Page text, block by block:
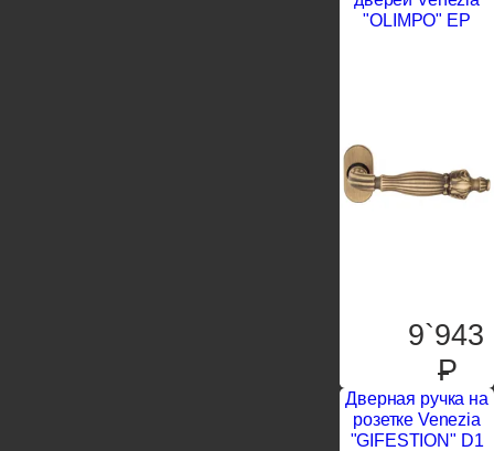
"OLIMPO" EP
9`943
P
Дверная ручка на
розетке Venezia
"GIFESTION" D1